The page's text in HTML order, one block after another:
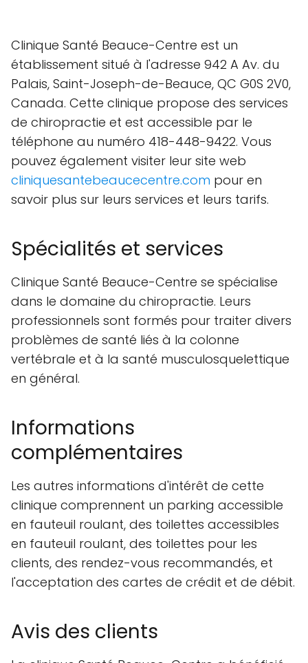
Clinique Santé Beauce-Centre est un
établissement situé à l'adresse 942 A Av. du
Palais, Saint-Joseph-de-Beauce, QC G0S 2V0,
Canada. Cette clinique propose des services
de chiropractie et est accessible par le
téléphone au numéro 418-448-9422. Vous
pouvez également visiter leur site web
cliniquesantebeaucecentre.com pour en
savoir plus sur leurs services et leurs tarifs.
Spécialités et services
Clinique Santé Beauce-Centre se spécialise
dans le domaine du chiropractie. Leurs
professionnels sont formés pour traiter divers
problèmes de santé liés à la colonne
vertébrale et à la santé musculosquelettique
en général.
Informations
complémentaires
Les autres informations d'intérêt de cette
clinique comprennent un parking accessible
en fauteuil roulant, des toilettes accessibles
en fauteuil roulant, des toilettes pour les
clients, des rendez-vous recommandés, et
l'acceptation des cartes de crédit et de débit.
Avis des clients